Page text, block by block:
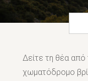
Δείτε τη θέα
χωματόδρομο